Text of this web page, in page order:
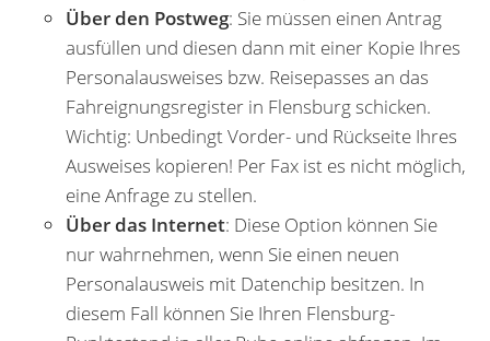
Über den Postweg: Sie müssen einen Antrag
ausfüllen und diesen dann mit einer Kopie Ihres
Personalausweises bzw. Reisepasses an das
Fahreignungsregister in Flensburg schicken.
Wichtig: Unbedingt Vorder- und Rückseite Ihres
Ausweises kopieren! Per Fax ist es nicht möglich,
eine Anfrage zu stellen.
Über das Internet: Diese Option können Sie
nur wahrnehmen, wenn Sie einen neuen
Personalausweis mit Datenchip besitzen. In
diesem Fall können Sie Ihren Flensburg-